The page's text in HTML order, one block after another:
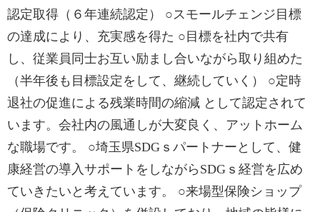
認定取得（６年連続認定） ○スモールチェンジ目標
の達成により、充実感を得た ○目標を社内で共有
し、従業員同士お互い励まし合いながら取り組めた
（半年後も目標設定をして、継続していく） ○定時
退社の促進による残業時間の縮減 として認定されて
います。会社内の風通しが大変良く、アットホーム
な職場です。 ○埼玉県SDGｓパートナーとして、健
康経営の導入サポートをしながらSDGｓ経営を広め
ていきたいと考えています。 ○来場型保険ショップ